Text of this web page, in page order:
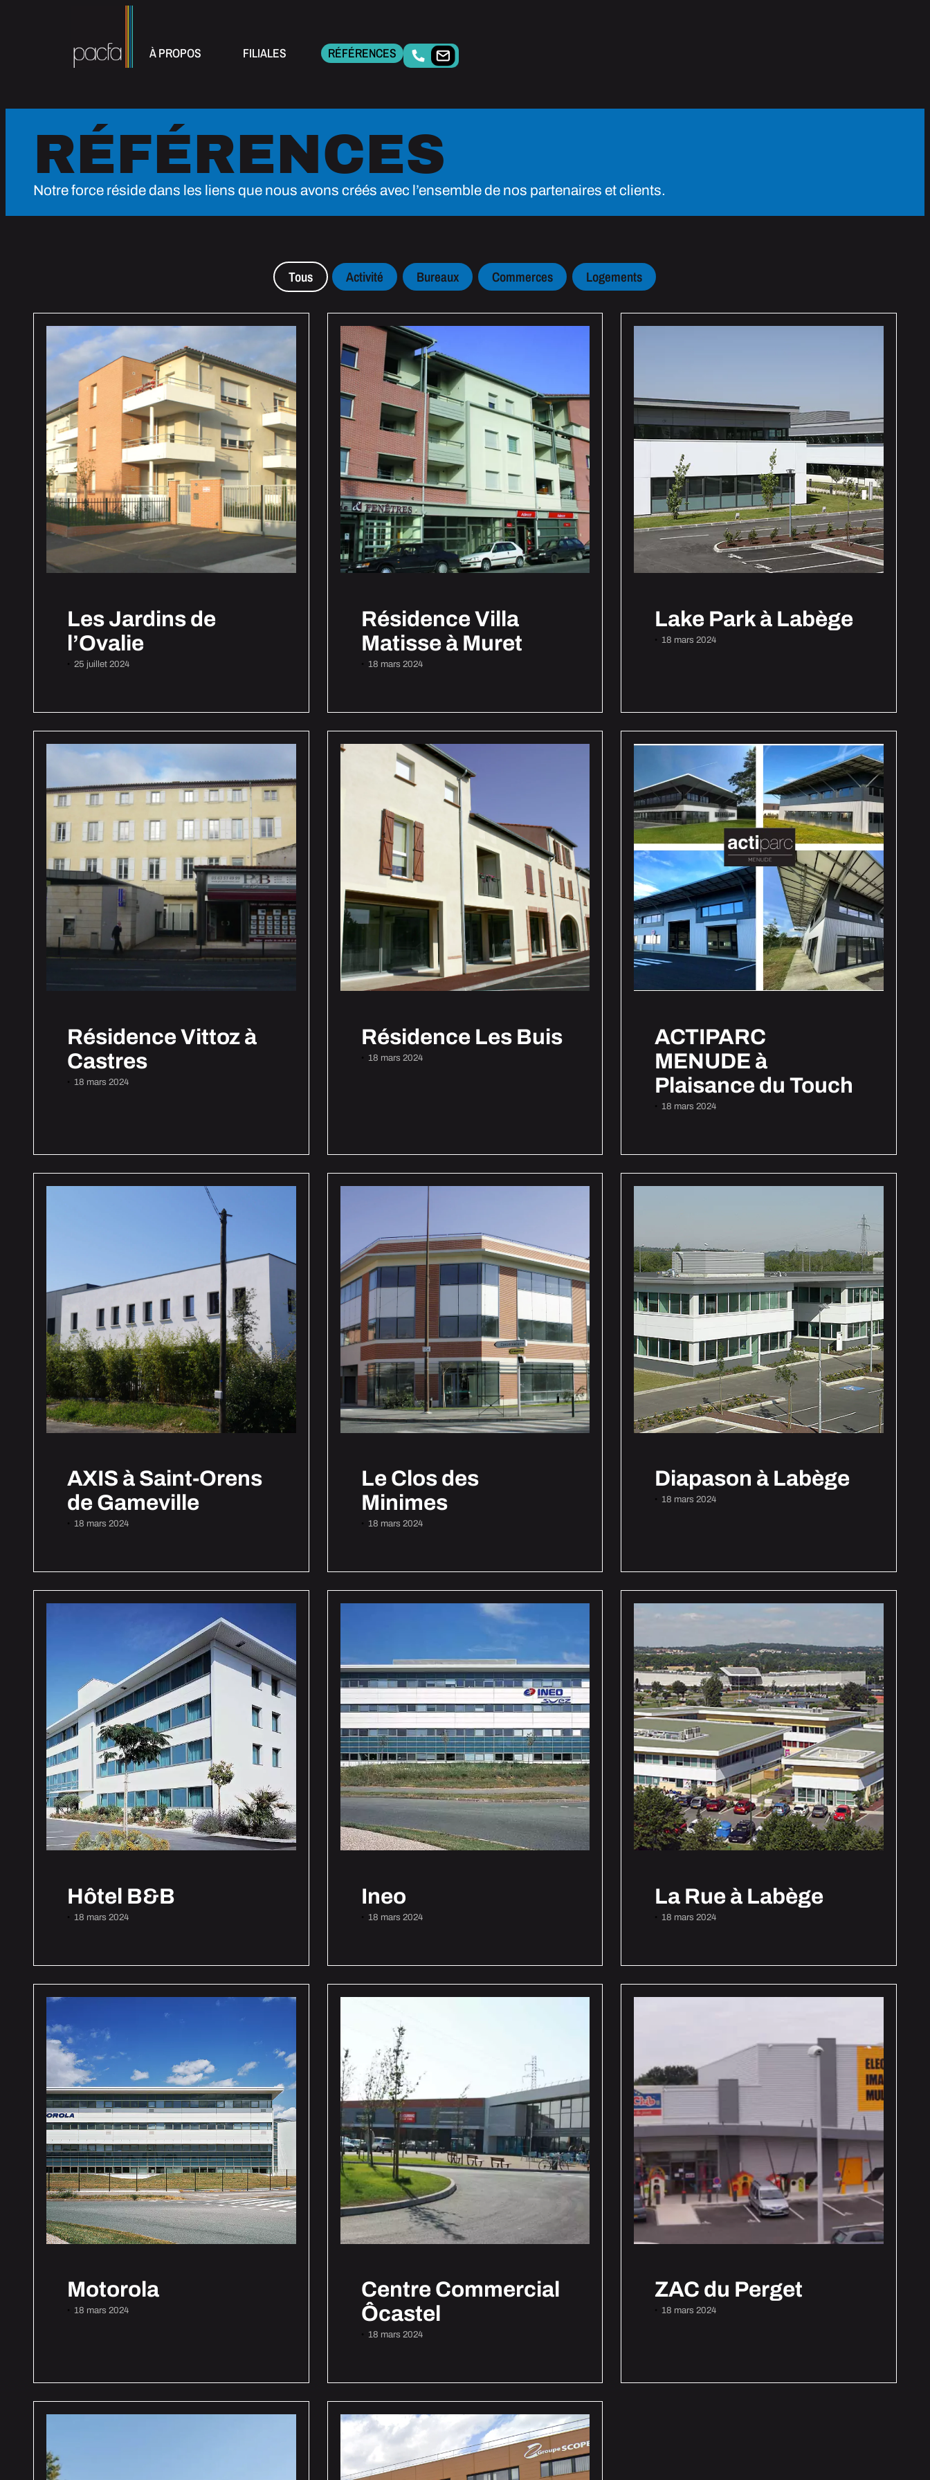
À PROPOS FILIALES RÉFÉRENCES
RÉFÉRENCES
Notre force réside dans les liens que nous avons créés avec l’ensemble de nos partenaires et clients.
Tous Activité Bureaux Commerces Logements
Les Jardins de
l’Ovalie
• 25 juillet 2024
Résidence Villa
Matisse à Muret
• 18 mars 2024
Lake Park à Labège
• 18 mars 2024
Résidence Vittoz à
Castres
• 18 mars 2024
Résidence Les Buis
• 18 mars 2024
ACTIPARC
MENUDE à
Plaisance du Touch
• 18 mars 2024
AXIS à Saint-Orens
de Gameville
• 18 mars 2024
Le Clos des
Minimes
• 18 mars 2024
Diapason à Labège
• 18 mars 2024
Hôtel B&B
• 18 mars 2024
Ineo
• 18 mars 2024
La Rue à Labège
• 18 mars 2024
Motorola
• 18 mars 2024
Centre Commercial
Ôcastel
• 18 mars 2024
ZAC du Perget
• 18 mars 2024